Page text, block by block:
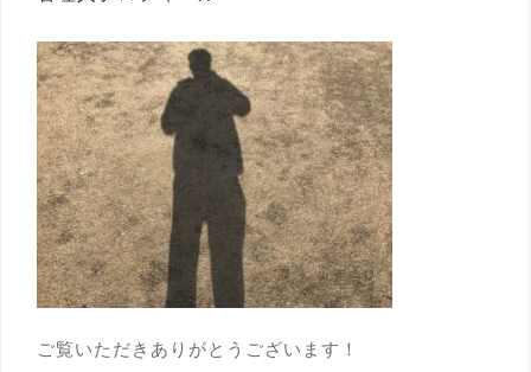
ご覧いただきありがとうございます！